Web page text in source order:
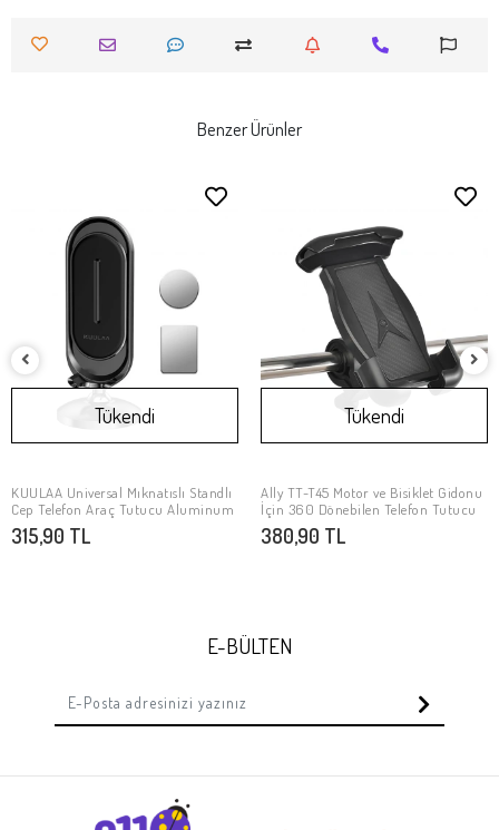
Benzer Ürünler
Stokta Yok
Tükendi
KUULAA Universal Mıknatıslı Standlı
Cep Telefon Araç Tutucu Aluminum
315,90 TL
Stokta Yok
Tükendi
Ally TT-T45 Motor ve Bisiklet Gidonu
İçin 360 Dönebilen Telefon Tutucu
380,90 TL
E-BÜLTEN